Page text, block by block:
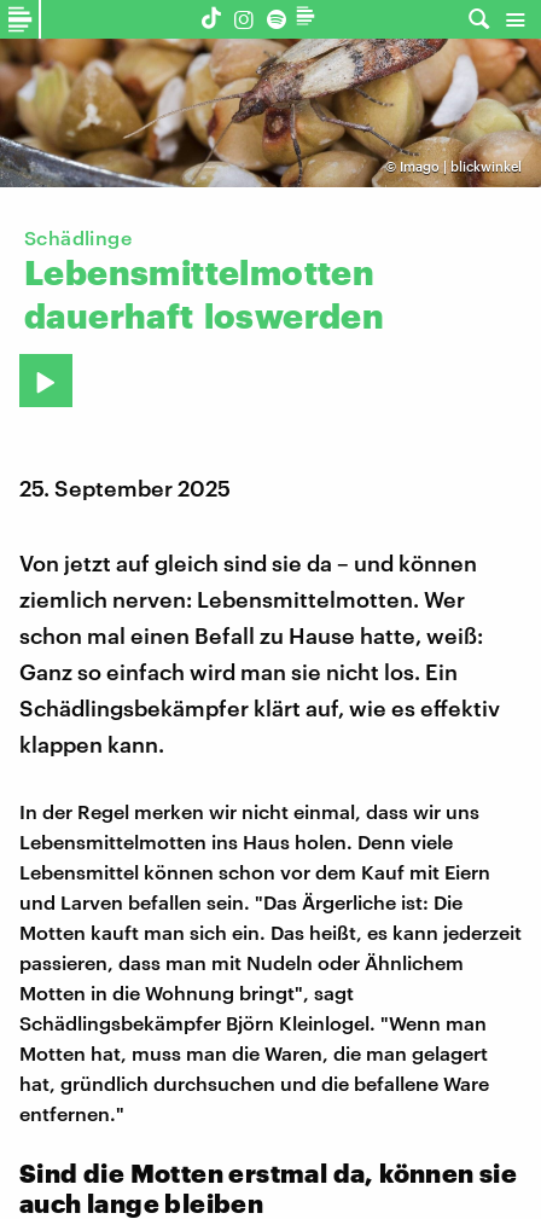
©Imago | blickwinkel
Schädlinge
Lebensmittelmotten
dauerhaft loswerden
25. September 2025
Von jetzt auf gleich sind sie da – und können
ziemlich nerven: Lebensmittelmotten. Wer
schon mal einen Befall zu Hause hatte, weiß:
Ganz so einfach wird man sie nicht los. Ein
Schädlingsbekämpfer klärt auf, wie es effektiv
klappen kann.
In der Regel merken wir nicht einmal, dass wir uns
Lebensmittelmotten ins Haus holen. Denn viele
Lebensmittel können schon vor dem Kauf mit Eiern
und Larven befallen sein. "Das Ärgerliche ist: Die
Motten kauft man sich ein. Das heißt, es kann jederzeit
passieren, dass man mit Nudeln oder Ähnlichem
Motten in die Wohnung bringt", sagt
Schädlingsbekämpfer Björn Kleinlogel. "Wenn man
Motten hat, muss man die Waren, die man gelagert
hat, gründlich durchsuchen und die befallene Ware
entfernen."
Sind die Motten erstmal da, können sie
auch lange bleiben